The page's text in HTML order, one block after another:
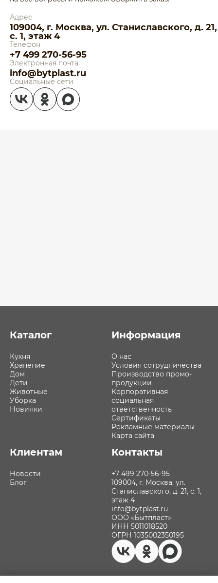
Адрес
109004, г. Москва, ул. Станиславского, д. 21,
с. 1, этаж 4
Телефон
+7 499 270-56-95
Электронная почта
info@bytplast.ru
Социальные сети
Каталог
Кухня
Хранение
Дом
Дети
Животные
Уборка
Новинки
Информация
О нас
Условия сотрудничества
Производство промо-
продукции
Корпоративная
социальная
ответственность
Сертификаты
Рекламные материалы
Карта сайта
Клиентам
Новости
Блог
Контакты
+7 499 270-56-95
109004, г. Москва, ул.
Станиславского, д. 21, с. 1,
этаж 4
info@bytplast.ru
ООО «Бытпласт»
ИНН 5011018520
ОГРН 1035002350195